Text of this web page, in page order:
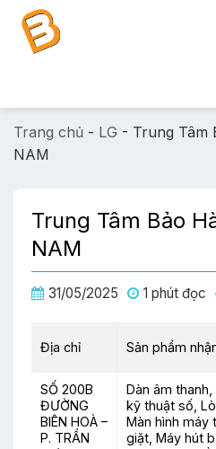
Chuyển
đến
Trang chủ - LG - Trung Tâm
NAM
Trung Tâm Bảo
NAM
31/05/2025 1 phút đọc
Địa chỉ Sản phẩm
SỐ 200B
ĐƯỜNG
BIÊN HOÀ –
P. TRẦN
Dàn âm thanh,
kỹ thuật số,
Màn hình máy
giặt, Máy hút